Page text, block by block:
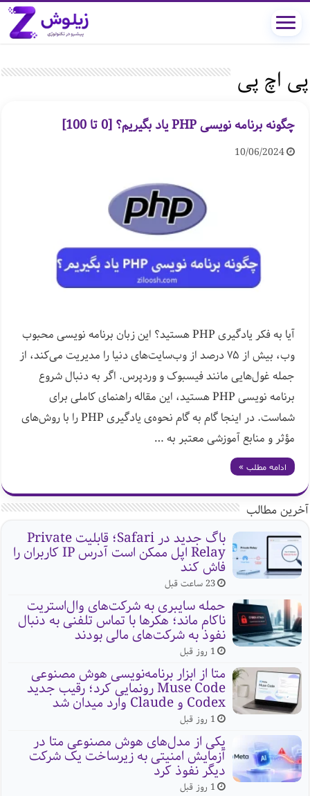
پی اچ پی
چگونه برنامه نویسی PHP یاد بگیریم؟ [0 تا 100]
10/06/2024
آیا به فکر یادگیری PHP هستید؟ این زبان برنامه نویسی محبوب
وب، بیش از ۷۵ درصد از وب‌سایت‌های دنیا را مدیریت می‌کند، از
جمله غول‌هایی مانند فیسبوک و وردپرس. اگر به دنبال شروع
برنامه نویسی PHP هستید، این مقاله راهنمای کاملی برای
شماست. در اینجا گام به گام نحوه‌ی یادگیری PHP را با روش‌های
مؤثر و منابع آموزشی معتبر به …
ادامه مطلب »
آخرین مطالب
باگ جدید در Safari؛ قابلیت Private
Relay اپل ممکن است آدرس IP کاربران را
فاش کند
23 ساعت قبل
حمله سایبری به شرکت‌های وال‌استریت
ناکام ماند؛ هکرها با تماس تلفنی به دنبال
نفوذ به شرکت‌های مالی بودند
1 روز قبل
متا از ابزار برنامه‌نویسی هوش مصنوعی
Muse Code رونمایی کرد؛ رقیب جدید
Codex و Claude وارد میدان شد
1 روز قبل
یکی از مدل‌های هوش مصنوعی متا در
آزمایش امنیتی به زیرساخت یک شرکت
دیگر نفوذ کرد
1 روز قبل